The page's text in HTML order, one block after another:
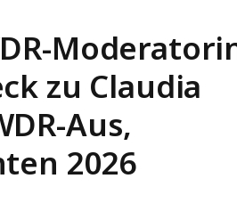
zu Claudia
Aus,
2026